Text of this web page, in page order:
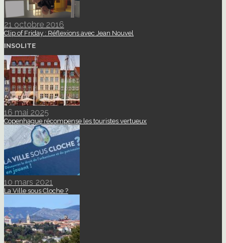
21 octobre 2016
Clip of Friday : Réflexions avec Jean Nouvel
INSOLITE
16 mai 2025
Copenhague récompense les touristes vertueux
10 mars 2021
La Ville sous Cloche ?